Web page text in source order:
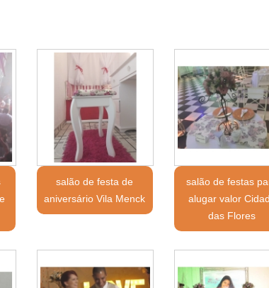
salão de festa de
aniversário Vila Menck
salão de festas
alugar valor
das Flores